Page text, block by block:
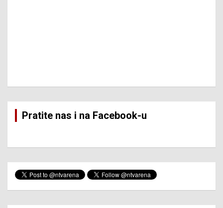
Pratite nas i na Facebook-u